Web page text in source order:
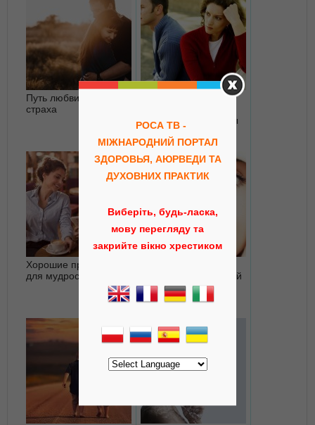
Путь любви и путь
страха
сделать до 40, чтобы
после 50 было
хорошо
Хорошие привычки
для мудрости
Аюрведе и Восточной
медицине
РОСА ТВ -
МІЖНАРОДНИЙ ПОРТАЛ
ЗДОРОВЬЯ, АЮРВЕДИ ТА
ДУХОВНИХ ПРАКТИК
Виберіть, будь-ласка,
мову перегляду та
закрийте вікно хрестиком